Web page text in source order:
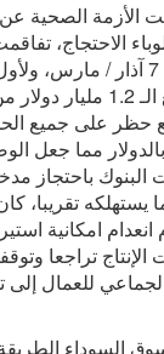
2020، كشفت الأزمة
الاحتجاج،
الحكومة اللبنانية في 7
عدم قدرتها على دفع
حظر على جميع
مما جعل
باحتجاز
يستهلكه تقريبا،
امكانية
تراجعا
للعمال إلى
السوداء